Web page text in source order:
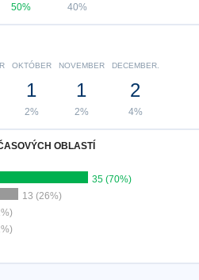
50% 40%
OKTÓBER
1
2%
NOVEMBER
1
2%
DECEMBER.
2
4%
OBLASTÍ
35 (70%)
13 (26%)